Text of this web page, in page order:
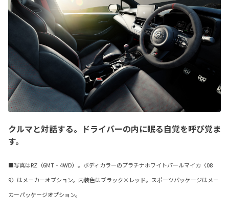
クルマと対話する。ドライバーの内に眠る自覚を呼び覚ま
す。
■写真はRZ（6MT・4WD）。ボディカラーのプラチナホワイトパールマイカ〈08
9〉はメーカーオプション。内装色はブラック×レッド。スポーツパッケージはメー
カーパッケージオプション。